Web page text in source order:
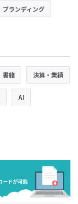
ブランディング
書籍 決算・業績
AI